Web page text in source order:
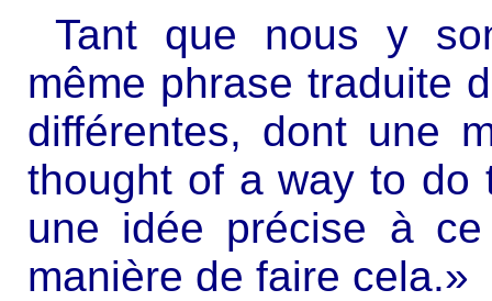
Tant que nous y
même phrase traduite
différentes, dont une
thought of a way to do
une idée précise à
manière de faire cela.»